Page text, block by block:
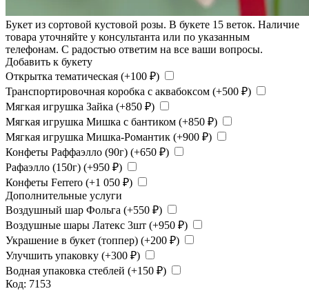
Букет из сортовой кустовой розы. В букете 15 веток. Наличие
товара уточняйте у консультанта или по указанным
телефонам. С радостью ответим на все ваши вопросы.
Добавить к букету
Открытка тематическая (+100 ₽)
Транспортировочная коробка с аквабоксом (+500 ₽)
Мягкая игрушка Зайка (+850 ₽)
Мягкая игрушка Мишка с бантиком (+850 ₽)
Мягкая игрушка Мишка-Романтик (+900 ₽)
Конфеты Раффаэлло (90г) (+650 ₽)
Рафаэлло (150г) (+950 ₽)
Конфеты Ferrero (+1 050 ₽)
Дополнительные услуги
Воздушный шар Фольга (+550 ₽)
Воздушные шары Латекс 3шт (+950 ₽)
Украшение в букет (топпер) (+200 ₽)
Улучшить упаковку (+300 ₽)
Водная упаковка стеблей (+150 ₽)
Код: 7153